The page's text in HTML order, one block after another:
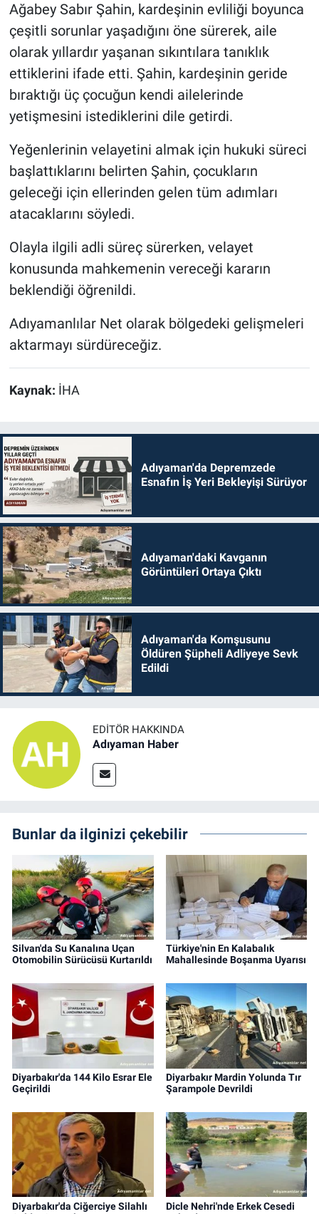
Ağabey Sabır Şahin, kardeşinin evliliği boyunca
çeşitli sorunlar yaşadığını öne sürerek, aile
olarak yıllardır yaşanan sıkıntılara tanıklık
ettiklerini ifade etti. Şahin, kardeşinin geride
bıraktığı üç çocuğun kendi ailelerinde
yetişmesini istediklerini dile getirdi.
Yeğenlerinin velayetini almak için hukuki süreci
başlattıklarını belirten Şahin, çocukların
geleceği için ellerinden gelen tüm adımları
atacaklarını söyledi.
Olayla ilgili adli süreç sürerken, velayet
konusunda mahkemenin vereceği kararın
beklendiği öğrenildi.
Adıyamanlılar Net olarak bölgedeki gelişmeleri
aktarmayı sürdüreceğiz.
Kaynak: İHA
Adıyaman'da Depremzede
Esnafın İş Yeri Bekleyişi Sürüyor
Adıyaman'daki Kavganın
Görüntüleri Ortaya Çıktı
Adıyaman'da Komşusunu
Öldüren Şüpheli Adliyeye Sevk
Edildi
EDITÖR HAKKINDA
Adıyaman Haber
Bunlar da ilginizi çekebilir
Silvan'da Su Kanalına Uçan
Otomobilin Sürücüsü Kurtarıldı
Türkiye'nin En Kalabalık
Mahallesinde Boşanma Uyarısı
Diyarbakır'da 144 Kilo Esrar Ele
Geçirildi
Diyarbakır Mardin Yolunda Tır
Şarampole Devrildi
Diyarbakır'da Ciğerciye Silahlı
Dicle Nehri'nde Erkek Cesedi